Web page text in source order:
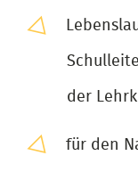
der
für den